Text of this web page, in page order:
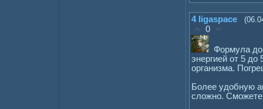
4 ligaspace
0
Формула
энергией от 5
организма.
Более удобную
сложно. Сможете